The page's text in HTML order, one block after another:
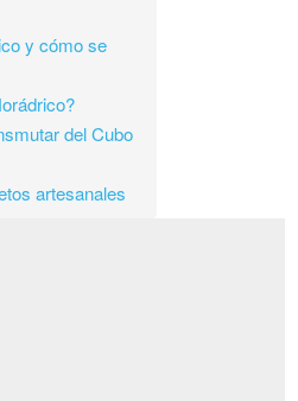
y cómo se
del Cubo
artesanales